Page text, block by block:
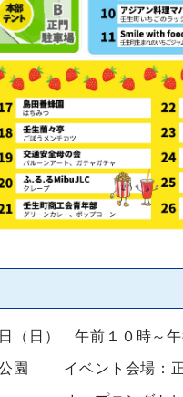
（日） 午前１０時～
公園 イベント会場：正